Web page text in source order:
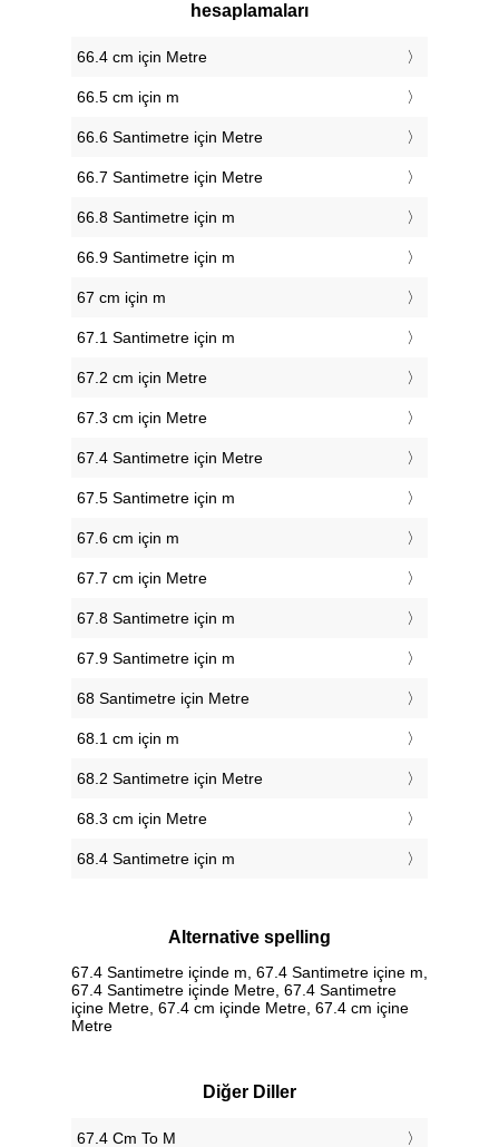
hesaplamaları
66.4 cm için Metre
66.5 cm için m
66.6 Santimetre için Metre
66.7 Santimetre için Metre
66.8 Santimetre için m
66.9 Santimetre için m
67 cm için m
67.1 Santimetre için m
67.2 cm için Metre
67.3 cm için Metre
67.4 Santimetre için Metre
67.5 Santimetre için m
67.6 cm için m
67.7 cm için Metre
67.8 Santimetre için m
67.9 Santimetre için m
68 Santimetre için Metre
68.1 cm için m
68.2 Santimetre için Metre
68.3 cm için Metre
68.4 Santimetre için m
Alternative spelling
67.4 Santimetre içinde m, 67.4 Santimetre içine m,
67.4 Santimetre içinde Metre, 67.4 Santimetre
içine Metre, 67.4 cm içinde Metre, 67.4 cm içine
Metre
Diğer Diller
‎67.4 Cm To M